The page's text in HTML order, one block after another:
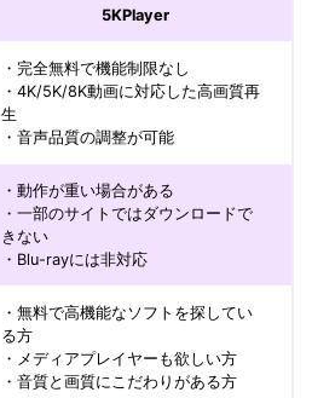
5KPlayer
・完全無料で機能制限なし
・4K/5K/8K動画に対応した高画質再
生
・音声品質の調整が可能
・動作が重い場合がある
・一部のサイトではダウンロードで
きない
・Blu-rayには非対応
・無料で高機能なソフトを探してい
る方
・メディアプレイヤーも欲しい方
・音質と画質にこだわりがある方